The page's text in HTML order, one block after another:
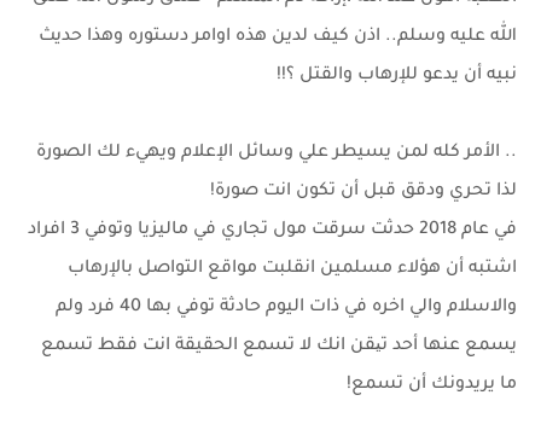
الله عليه وسلم.. اذن كيف لدين هذه اوامر دستوره وهذا حديث
نبيه أن يدعو للإرهاب والقتل ؟!!
.. الأمر كله لمن يسيطر علي وسائل الإعلام ويهيء لك الصورة
لذا تحري ودقق قبل أن تكون انت صورة!
في عام 2018 حدثت سرقت مول تجاري في ماليزيا وتوفي 3 افراد
اشتبه أن هؤلاء مسلمين انقلبت مواقع التواصل بالإرهاب
والاسلام والي اخره في ذات اليوم حادثة توفي بها 40 فرد ولم
يسمع عنها أحد تیقن انك لا تسمع الحقيقة انت فقط تسمع
ما يريدونك أن تسمع!